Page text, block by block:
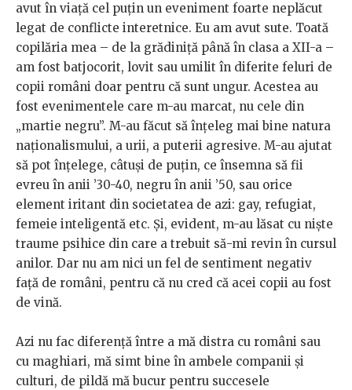
avut în viață cel puțin un eveniment foarte neplăcut
legat de conflicte interetnice. Eu am avut sute. Toată
copilăria mea – de la grădiniță până în clasa a XII-a –
am fost batjocorit, lovit sau umilit în diferite feluri de
copii români doar pentru că sunt ungur. Acestea au
fost evenimentele care m-au marcat, nu cele din
„martie negru”. M-au făcut să înțeleg mai bine natura
naționalismului, a urii, a puterii agresive. M-au ajutat
să pot înțelege, câtuși de puțin, ce însemna să fii
evreu în anii ’30-40, negru în anii ’50, sau orice
element iritant din societatea de azi: gay, refugiat,
femeie inteligentă etc. Și, evident, m-au lăsat cu niște
traume psihice din care a trebuit să-mi revin în cursul
anilor. Dar nu am nici un fel de sentiment negativ
față de români, pentru că nu cred că acei copii au fost
de vină.
Azi nu fac diferență între a mă distra cu români sau
cu maghiari, mă simt bine în ambele companii și
culturi, de pildă mă bucur pentru succesele